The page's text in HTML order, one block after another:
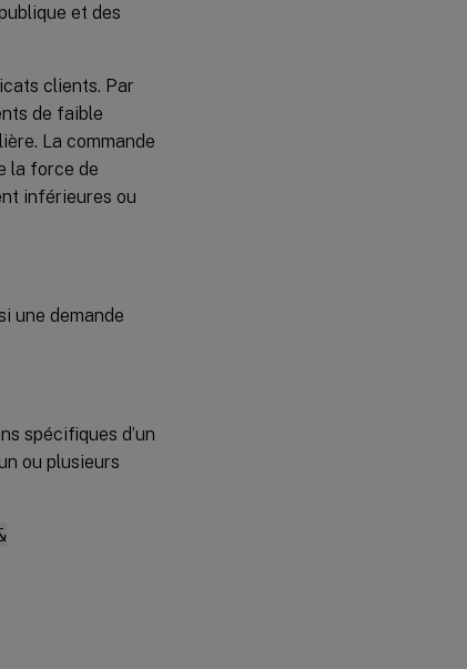
et des
clients. Par
de faible
La commande
la force de
inférieures ou
une demande
spécifiques d’un
ou plusieurs